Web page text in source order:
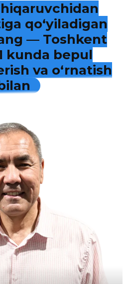
qo‘yiladigan
— Toshkent
kunda bepul
va o‘rnatish